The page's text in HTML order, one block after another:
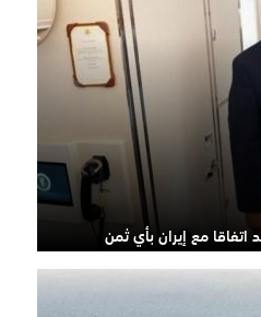
مع إيران بأي ثمن